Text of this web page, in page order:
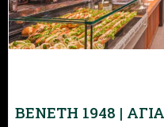
BENETH 1948 |